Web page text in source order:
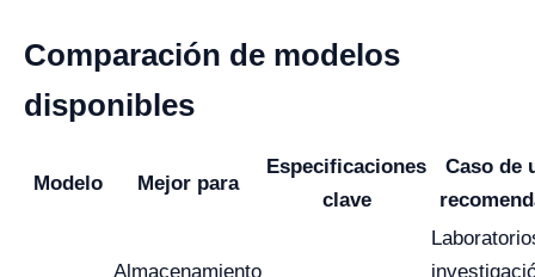
Comparación de modelos
disponibles
Modelo Mejor para
Especificaciones
clave
Caso de
Almacenamiento